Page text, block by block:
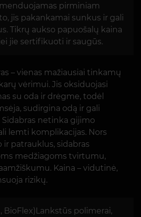
pirminiam
jis pakankamai sunkus ir gali
Tikrų aukso papuošalų kaina
jie sertifikuoti ir saugūs.
– vienas mažiausiai tinkamų
vėrimui. Jis oksiduojasi
su oda ir drėgme, todėl
sudirgina odą ir gali
Sidabras netinka gijimo
lemti komplikacijas. Nors
patrauklus, sidabras
medžiagoms tvirtumu,
Kaina – vidutinė,
rizikų.
BioFlex)Lankstūs polimerai,